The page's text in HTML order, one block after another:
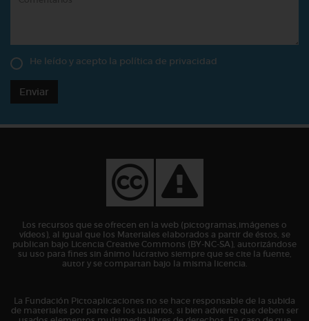
He leído y acepto la política de privacidad
Enviar
Los recursos que se ofrecen en la web (pictogramas,imágenes o
vídeos), al igual que los Materiales elaborados a partir de éstos, se
publican bajo Licencia Creative Commons (BY-NC-SA), autorizándose
su uso para fines sin ánimo lucrativo siempre que se cite la fuente,
autor y se compartan bajo la misma licencia.
La Fundación Pictoaplicaciones no se hace responsable de la subida
de materiales por parte de los usuarios, si bien advierte que deben ser